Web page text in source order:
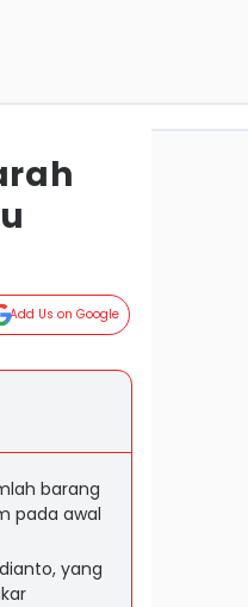
Add Us on Google
barang
pada awal
yang